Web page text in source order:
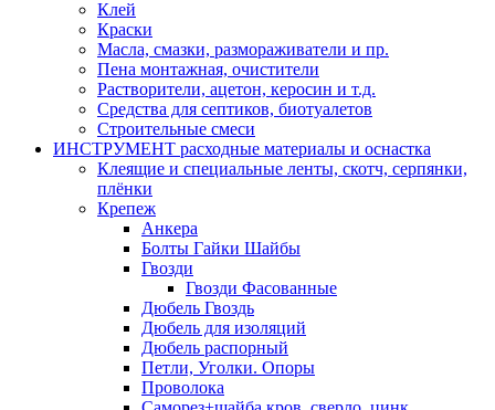
Клей
Краски
Масла, смазки, размораживатели и пр.
Пена монтажная, очистители
Растворители, ацетон, керосин и т.д.
Средства для септиков, биотуалетов
Строительные смеси
ИНСТРУМЕНТ расходные материалы и оснастка
Клеящие и специальные ленты, скотч, серпянки,
плёнки
Крепеж
Анкера
Болты Гайки Шайбы
Гвозди
Гвозди Фасованные
Дюбель Гвоздь
Дюбель для изоляций
Дюбель распорный
Петли, Уголки. Опоры
Проволока